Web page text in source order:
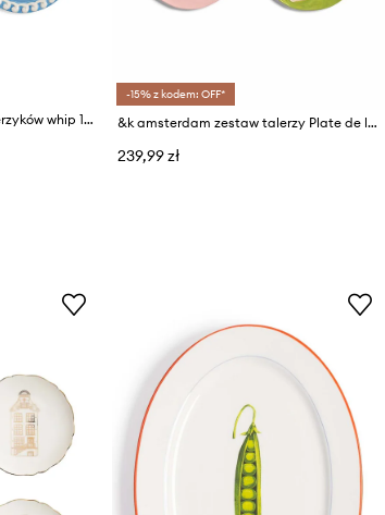
&k amsterdam zestaw talerzyków whip 17 cm 4-pack
-15% z kodem: OFF*
&k amsterdam zestaw talerzy Plate de la mer set 4-pack
239,99 zł